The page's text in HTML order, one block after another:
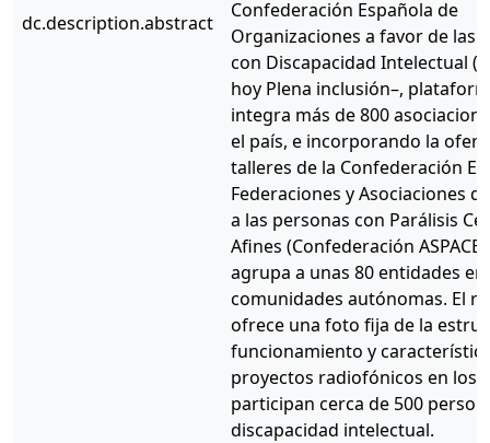
dc.description.abstract
Confederación Española de
Organizaciones a favor de las
con Discapacidad Intelectual
hoy Plena inclusión–,
integra más de 800
el país, e incorporando la
talleres de la Confederación
Federaciones y Asociaciones
a las personas con Parálisis
Afines (Confederación
agrupa a unas 80 entidades en
comunidades autónomas. El
ofrece una foto fija de la
funcionamiento y
proyectos radiofónicos en los
participan cerca de 500
discapacidad intelectual.